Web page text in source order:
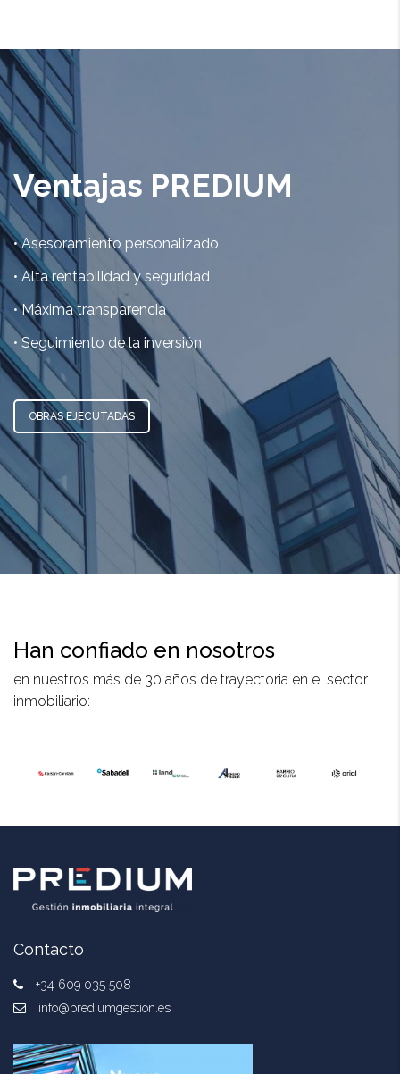
Ventajas PREDIUM
• Asesoramiento personalizado
• Alta rentabilidad y seguridad
• Máxima transparencia
• Seguimiento de la inversión
OBRAS EJECUTADAS
Han confiado en nosotros
en nuestros más de 30 años de trayectoria en el sector
inmobiliario:
Contacto
+34 609 035 508
info@prediumgestion.es